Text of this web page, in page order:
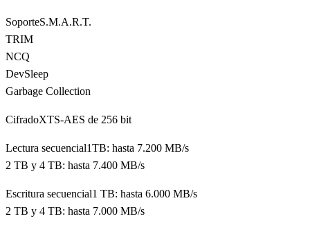
SoporteS.M.A.R.T.
TRIM
NCQ
DevSleep
Garbage Collection
CifradoXTS-AES de 256 bit
Lectura secuencial1TB: hasta 7.200 MB/s
2 TB y 4 TB: hasta 7.400 MB/s
Escritura secuencial1 TB: hasta 6.000 MB/s
2 TB y 4 TB: hasta 7.000 MB/s